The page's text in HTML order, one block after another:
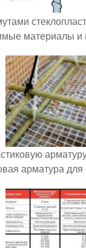
материалы и
арматура